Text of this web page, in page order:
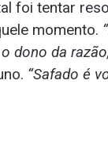
foi tentar
momento.
dono da
“Safado é